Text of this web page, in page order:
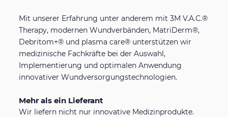
Mit unserer Erfahrung unter anderem mit 3M V.A.C.®
Therapy, modernen Wundverbänden, MatriDerm®,
Debritom+® und plasma care® unterstützen wir
medizinische Fachkräfte bei der Auswahl,
Implementierung und optimalen Anwendung
innovativer Wundversorgungstechnologien.
Mehr als ein Lieferant
Wir liefern nicht nur innovative Medizinprodukte.